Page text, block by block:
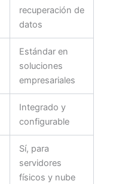
recuperación de
datos
Estándar en
soluciones
empresariales
Integrado y
configurable
Sí, para
servidores
físicos y nube